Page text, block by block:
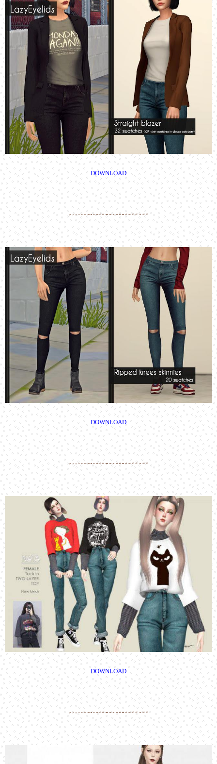
DOWNLOAD
DOWNLOAD
DOWNLOAD